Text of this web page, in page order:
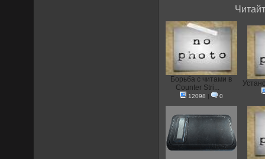
Борьба с читами в
Counter Stri...
12098 | 0